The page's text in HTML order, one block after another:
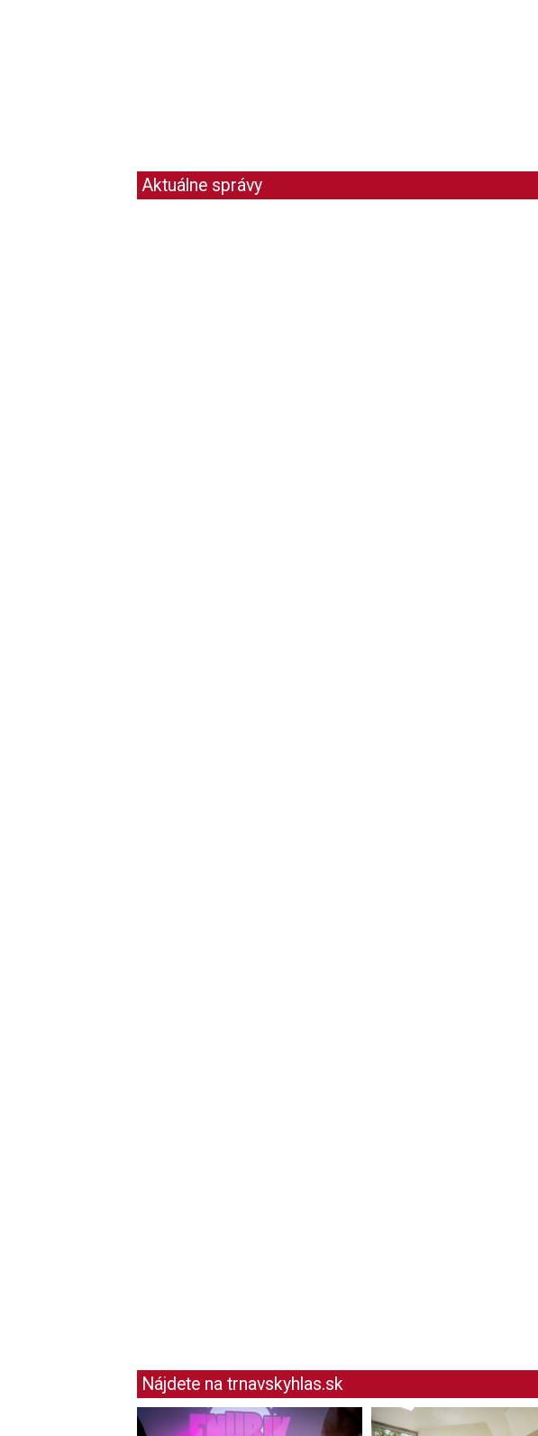
Aktuálne správy
Nájdete na trnavskyhlas.sk